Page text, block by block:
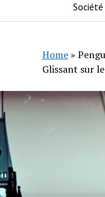
Société
Home»
Glissant sur